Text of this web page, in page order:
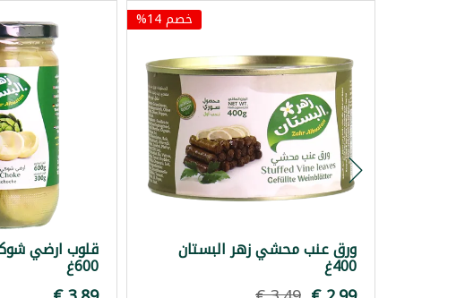
خصم 14%
ورق عنب محشي زهر البستان
400غ
قلوب ارضي
600غ